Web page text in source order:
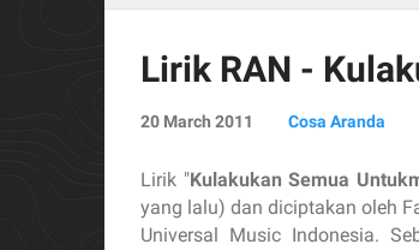
Lirik RAN -
20 March 2011 Cosa Aranda
Lirik "Kulakukan Semua
yang lalu) dan diciptakan oleh
Universal Music Indonesia.